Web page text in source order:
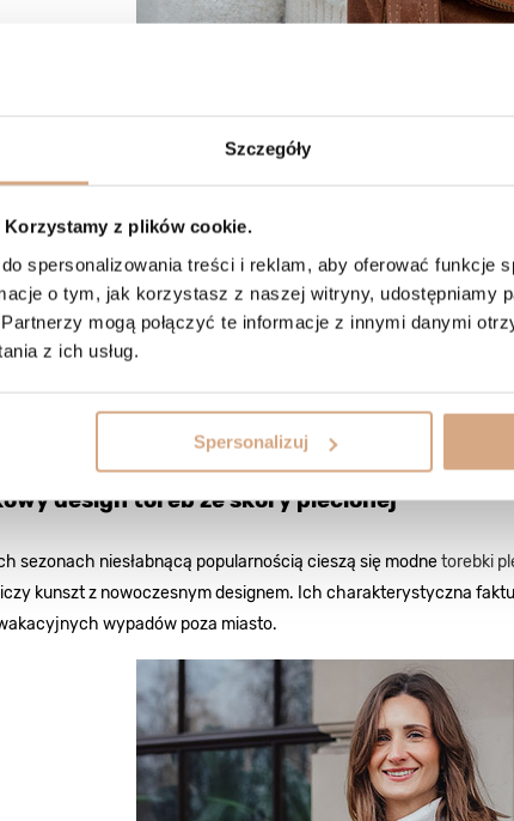
Szczegóły
z plików cookie.
spersonalizowania treści i reklam, aby oferować funkcje
o tym, jak korzystasz z naszej witryny, udostępniamy
mogą połączyć te informacje z innymi danymi
z ich usług.
Spersonalizuj
design toreb ze skóry plecionej
sezonach niesłabnącą popularnością cieszą się modnetorebki
kunszt z nowoczesnym designem. Ich charakterystyczna
wypadów poza miasto.